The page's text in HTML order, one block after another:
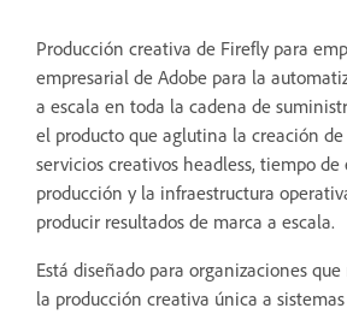
Producción creativa de Firefly para
empresarial de Adobe para la
a escala en toda la cadena de
el producto que aglutina la creación
servicios creativos headless, tiempo
producción y la infraestructura
producir resultados de marca a escala.
Está diseñado para organizaciones
la producción creativa única a